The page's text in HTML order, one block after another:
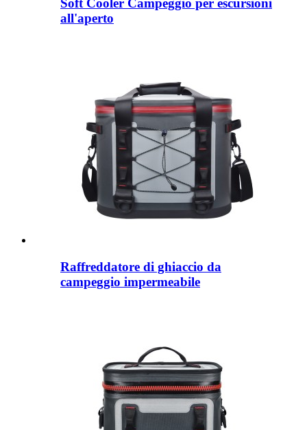
all'aperto
Raffreddatore di ghiaccio da
campeggio impermeabile